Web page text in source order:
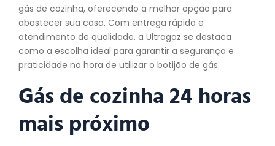
gás de cozinha, oferecendo a melhor opção para
abastecer sua casa. Com entrega rápida e
atendimento de qualidade, a Ultragaz se destaca
como a escolha ideal para garantir a segurança e
praticidade na hora de utilizar o botijão de gás.
Gás de cozinha 24 horas
mais próximo